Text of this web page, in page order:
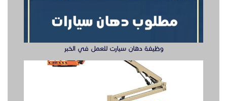
وظيفة دهان سيارت للعمل في الخبر